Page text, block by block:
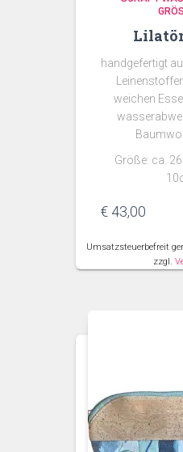
handgefertigt
weichen
Größe: ca.
€ 43,00
Umsatzsteuerbefreit
zzgl.